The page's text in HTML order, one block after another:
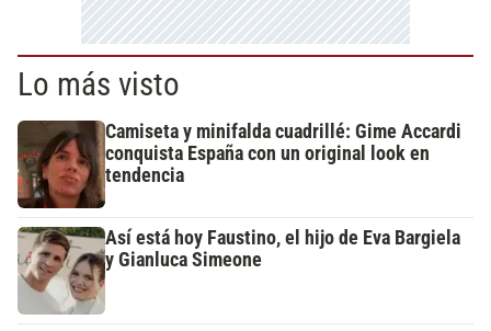
Lo más visto
Camiseta y minifalda cuadrillé: Gime Accardi
conquista España con un original look en
tendencia
Así está hoy Faustino, el hijo de Eva Bargiela
y Gianluca Simeone